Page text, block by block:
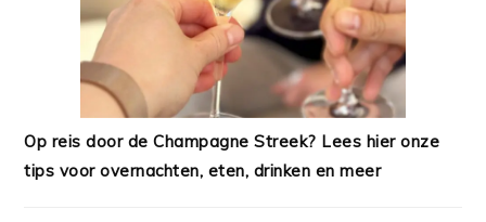
Op reis door de Champagne Streek? Lees hier onze
tips voor overnachten, eten, drinken en meer